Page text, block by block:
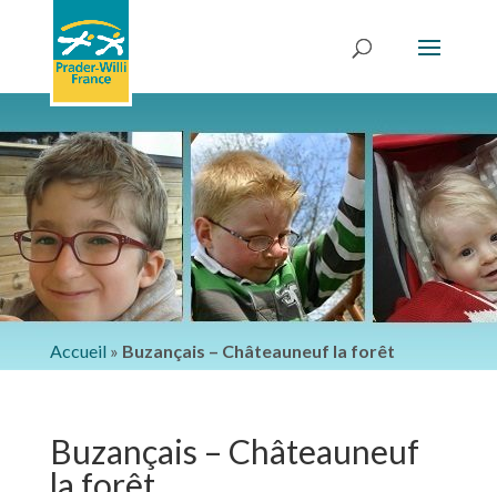
Accueil » Buzançais – Châteauneuf la forêt
Buzançais – Châteauneuf